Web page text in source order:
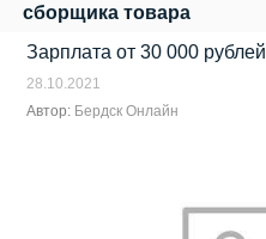
сборщика товара
Зарплата от 30 000 рублей
28.10.2021
Автор: Бердск Онлайн